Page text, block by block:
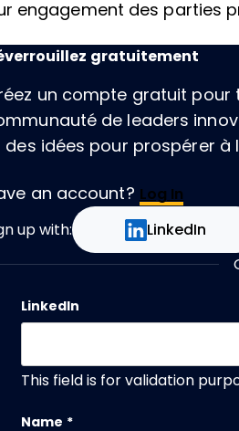
engagement des parties
gratuitement
un compte gratuit pour
de leaders
des idées pour prospérer à
an account? Log In
up with: LinkedIn
LinkedIn
This field is for validation
Name *